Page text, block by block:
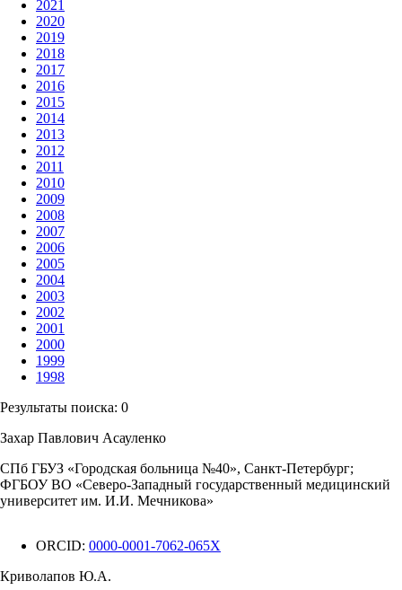
2021
2020
2019
2018
2017
2016
2015
2014
2013
2012
2011
2010
2009
2008
2007
2006
2005
2004
2003
2002
2001
2000
1999
1998
Результаты поиска: 0
Захар Павлович Асауленко
СПб ГБУЗ «Городская больница №40», Санкт-Петербург;
ФГБОУ ВО «Северо-Западный государственный медицинский
университет им. И.И. Мечникова»
ORCID: 0000-0001-7062-065X
Криволапов Ю.А.